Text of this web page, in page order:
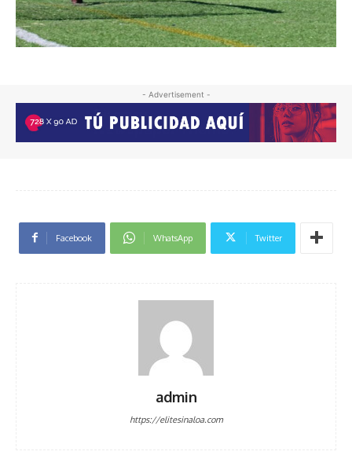
- Advertisement -
Facebook WhatsApp Twitter
admin
https://elitesinaloa.com